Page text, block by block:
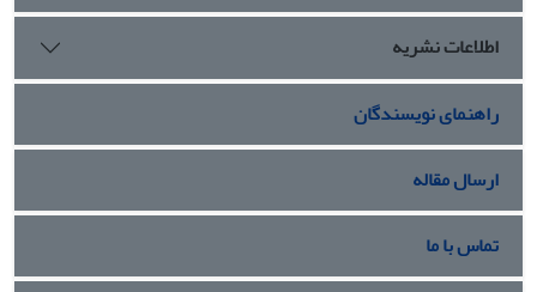
اطلاعات نشریه
راهنمای نویسندگان
ارسال مقاله
تماس با ما